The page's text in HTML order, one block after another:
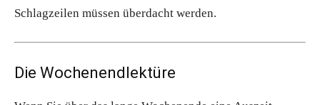
Schlagzeilen müssen überdacht werden.
Die Wochenendlektüre